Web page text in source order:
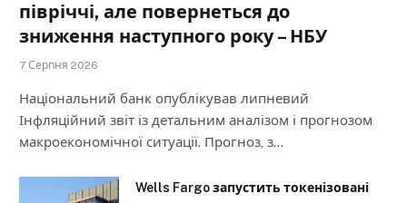
півріччі, але повернеться до
зниження наступного року – НБУ
7 Серпня 2026
Національний банк опублікував липневий
Інфляційний звіт із детальним аналізом і прогнозом
макроекономічної ситуації. Прогноз, з…
Wells Fargo запустить токенізовані